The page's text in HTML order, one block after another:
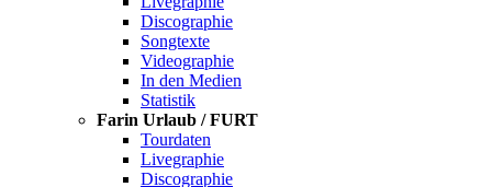
Discographie
Songtexte
Videographie
In den Medien
Statistik
Farin Urlaub / FURT
Tourdaten
Livegraphie
Discographie